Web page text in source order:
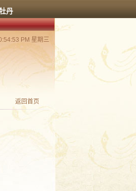
丹
PM 星期三
返回首页